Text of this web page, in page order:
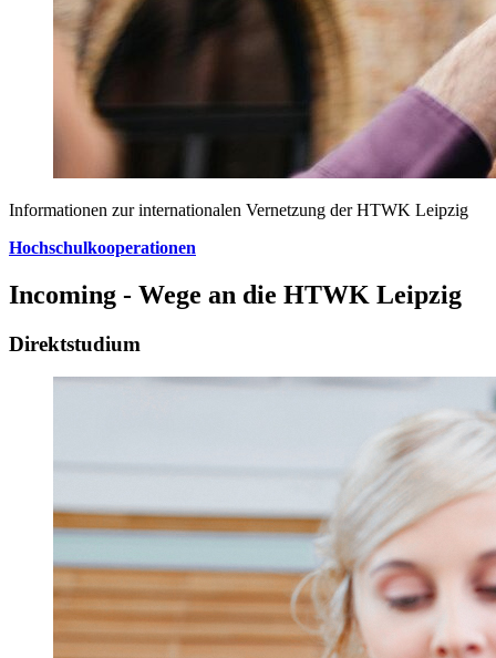
Informationen zur internationalen Vernetzung der HTWK Leipzig
Hochschulkooperationen
Incoming - Wege an die HTWK Leipzig
Direktstudium